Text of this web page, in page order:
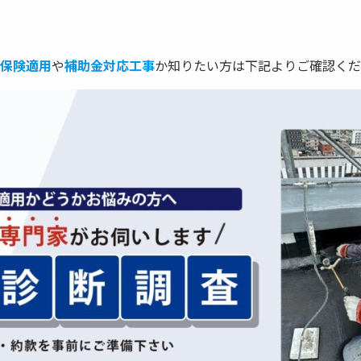
険適用や補助金対応工事か知りたい方は下記よりご確認く